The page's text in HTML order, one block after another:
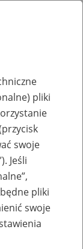
pracy
pliki
swoje
Jeśli
pliki
swoje